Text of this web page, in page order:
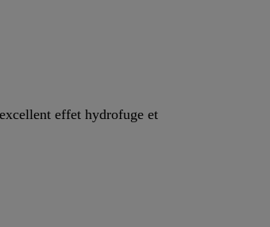
effet hydrofuge et